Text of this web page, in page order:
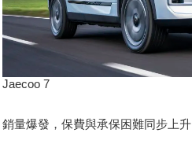
Jaecoo 7
銷量爆發，保費與承保困難同步上升